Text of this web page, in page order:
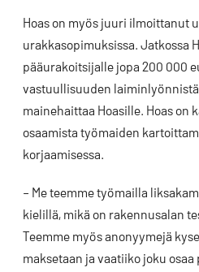
Hoas on myös juuri ilmoittanut
urakkasopimuksissa. Jatkossa
pääurakoitsijalle jopa 200 000
vastuullisuuden
mainehaittaa Hoasille. Hoas on
osaamista työmaiden
korjaamisessa.
– Me teemme työmailla
kielillä, mikä on rakennusalan
Teemme myös anonyymejä
maksetaan ja vaatiiko joku